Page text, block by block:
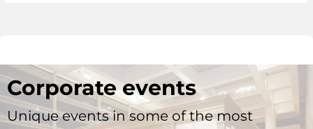
Corporate events
Unique events in some of the most